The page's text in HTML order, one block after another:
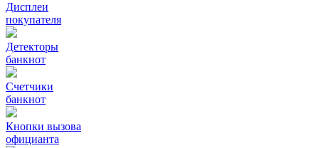
Дисплеи
покупателя
Детекторы
банкнот
Счетчики
банкнот
Кнопки вызова
официанта